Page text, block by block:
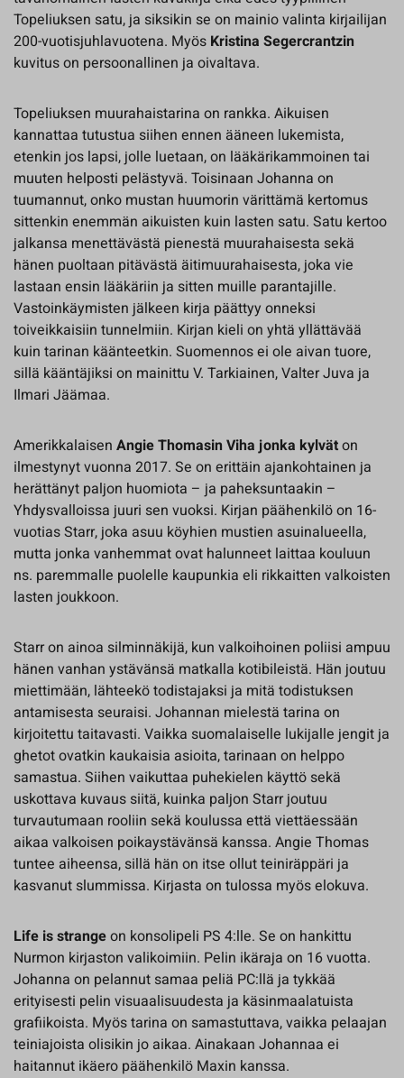
Topeliuksen satu, ja siksikin se on mainio valinta kirjailijan
200-vuotisjuhlavuotena. Myös Kristina Segercrantzin
kuvitus on persoonallinen ja oivaltava.
Topeliuksen muurahaistarina on rankka. Aikuisen
kannattaa tutustua siihen ennen ääneen lukemista,
etenkin jos lapsi, jolle luetaan, on lääkärikammoinen tai
muuten helposti pelästyvä. Toisinaan Johanna on
tuumannut, onko mustan huumorin värittämä kertomus
sittenkin enemmän aikuisten kuin lasten satu. Satu kertoo
jalkansa menettävästä pienestä muurahaisesta sekä
hänen puoltaan pitävästä äitimuurahaisesta, joka vie
lastaan ensin lääkäriin ja sitten muille parantajille.
Vastoinkäymisten jälkeen kirja päättyy onneksi
toiveikkaisiin tunnelmiin. Kirjan kieli on yhtä yllättävää
kuin tarinan käänteetkin. Suomennos ei ole aivan tuore,
sillä kääntäjiksi on mainittu V. Tarkiainen, Valter Juva ja
Ilmari Jäämaa.
Amerikkalaisen Angie Thomasin Viha jonka kylväton
ilmestynyt vuonna 2017. Se on erittäin ajankohtainen ja
herättänyt paljon huomiota – ja paheksuntaakin –
Yhdysvalloissa juuri sen vuoksi. Kirjan päähenkilö on 16-
vuotias Starr, joka asuu köyhien mustien asuinalueella,
mutta jonka vanhemmat ovat halunneet laittaa kouluun
ns. paremmalle puolelle kaupunkia eli rikkaitten valkoisten
lasten joukkoon.
Starr on ainoa silminnäkijä, kun valkoihoinen poliisi ampuu
hänen vanhan ystävänsä matkalla kotibileistä. Hän joutuu
miettimään, lähteekö todistajaksi ja mitä todistuksen
antamisesta seuraisi. Johannan mielestä tarina on
kirjoitettu taitavasti. Vaikka suomalaiselle lukijalle jengit ja
ghetot ovatkin kaukaisia asioita, tarinaan on helppo
samastua. Siihen vaikuttaa puhekielen käyttö sekä
uskottava kuvaus siitä, kuinka paljon Starr joutuu
turvautumaan rooliin sekä koulussa että viettäessään
aikaa valkoisen poikaystävänsä kanssa. Angie Thomas
tuntee aiheensa, sillä hän on itse ollut teiniräppäri ja
kasvanut slummissa. Kirjasta on tulossa myös elokuva.
Life is strangeon konsolipeli PS 4:lle. Se on hankittu
Nurmon kirjaston valikoimiin. Pelin ikäraja on 16 vuotta.
Johanna on pelannut samaa peliä PC:llä ja tykkää
erityisesti pelin visuaalisuudesta ja käsinmaalatuista
grafiikoista. Myös tarina on samastuttava, vaikka pelaajan
teiniajoista olisikin jo aikaa. Ainakaan Johannaa ei
haitannut ikäero päähenkilö Maxin kanssa.